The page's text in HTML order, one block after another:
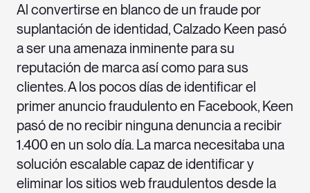
Al convertirse en blanco de un fraude por
suplantación de identidad, Calzado Keen pasó
a ser una amenaza inminente para su
reputación de marca así como para sus
clientes. A los pocos días de identificar el
primer anuncio fraudulento en Facebook, Keen
pasó de no recibir ninguna denuncia a recibir
1.400 en un solo día. La marca necesitaba una
solución escalable capaz de identificar y
eliminar los sitios web fraudulentos desde la